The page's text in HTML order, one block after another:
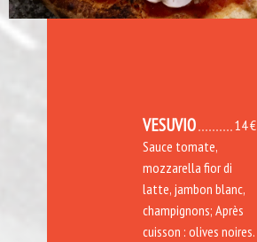
14 €
VESUVIO
Sauce tomate,
mozzarella fior di
latte, jambon blanc,
champignons; Après
cuisson : olives noires.